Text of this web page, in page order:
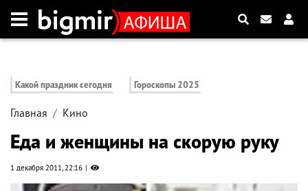
Какой праздник сегодня Гороскопы 2025
Главная Кино
Еда и женщины на скорую руку
1 декабря 2011, 22:16